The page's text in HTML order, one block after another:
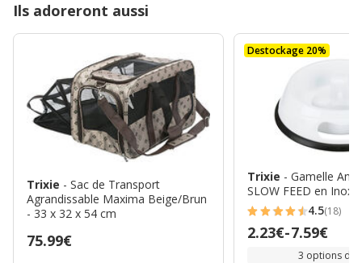
Ils adoreront aussi
Trixie - Sac de Transport
Agrandissable Maxima Beige/Brun
- 33 x 32 x 54 cm
Prix
75.99€
Destockage 20%
Trixie - Gamelle
SLOW FEED en Inox
4.5
étoiles
4.5(18)
Prix
2.23€-7.59€
3 options de